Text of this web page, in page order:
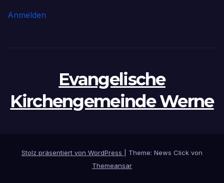
Anmelden
Evangelische
Kirchengemeinde Werne
Stolz präsentiert von WordPress
Theme: News Click von
Themeansar